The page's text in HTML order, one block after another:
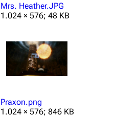
Mrs. Heather.JPG
1.024 × 576; 48 KB
Praxon.png
1.024 × 576; 846 KB